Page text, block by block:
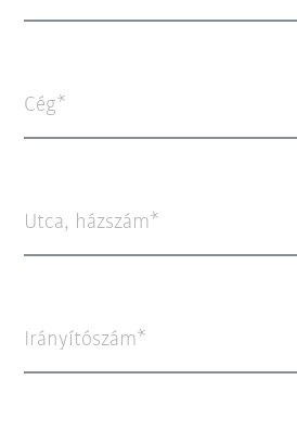
Cég
Utca, házszám
Irányítószám